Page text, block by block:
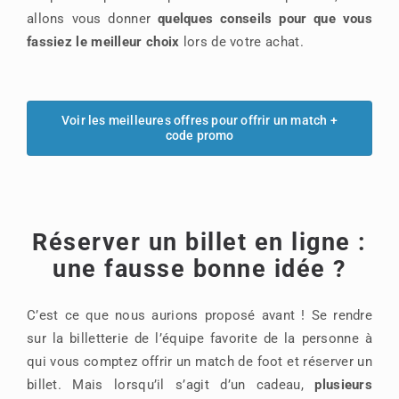
allons vous donner quelques conseils pour que vous
fassiez le meilleur choix lors de votre achat.
Voir les meilleures offres pour offrir un match +
code promo
Réserver un billet en ligne :
une fausse bonne idée ?
C’est ce que nous aurions proposé avant ! Se rendre
sur la billetterie de l’équipe favorite de la personne à
qui vous comptez offrir un match de foot et réserver un
billet. Mais lorsqu’il s’agit d’un cadeau,plusieurs